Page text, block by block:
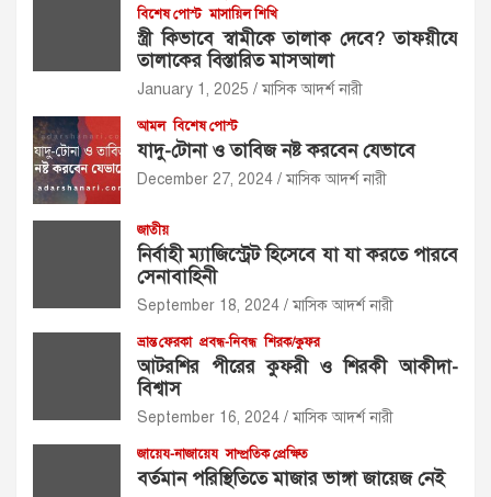
বিশেষ পোস্ট মাসায়িল শিখি
স্ত্রী কিভাবে স্বামীকে তালাক দেবে? তাফয়ীযে
তালাকের বিস্তারিত মাসআলা
January 1, 2025 মাসিক আদর্শ নারী
আমল বিশেষ পোস্ট
যাদু-টোনা ও তাবিজ নষ্ট করবেন যেভাবে
December 27, 2024 মাসিক আদর্শ নারী
জাতীয়
নির্বাহী ম্যাজিস্ট্রেট হিসেবে যা যা করতে পারবে
সেনাবাহিনী
September 18, 2024 মাসিক আদর্শ নারী
ভ্রান্ত ফেরকা প্রবন্ধ-নিবন্ধ শিরক/কুফর
আটরশির পীরের কুফরী ও শিরকী আকীদা-
বিশ্বাস
September 16, 2024 মাসিক আদর্শ নারী
জায়েয-নাজায়েয সাম্প্রতিক প্রেক্ষিত
বর্তমান পরিস্থিতিতে মাজার ভাঙ্গা জায়েজ নেই